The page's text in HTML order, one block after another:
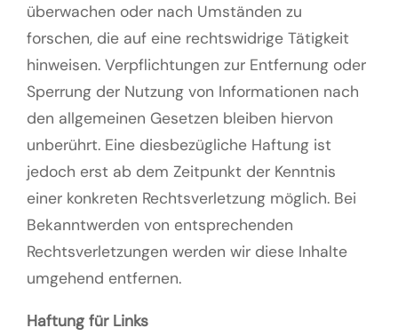
überwachen oder nach Umständen zu
forschen, die auf eine rechtswidrige Tätigkeit
hinweisen. Verpflichtungen zur Entfernung oder
Sperrung der Nutzung von Informationen nach
den allgemeinen Gesetzen bleiben hiervon
unberührt. Eine diesbezügliche Haftung ist
jedoch erst ab dem Zeitpunkt der Kenntnis
einer konkreten Rechtsverletzung möglich. Bei
Bekanntwerden von entsprechenden
Rechtsverletzungen werden wir diese Inhalte
umgehend entfernen.
Haftung für Links